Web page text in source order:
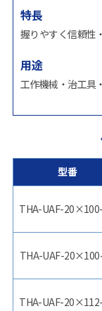
特長
握りやすく信頼性
用途
工作機械・治工具
型番
THA-UAF-
THA-UAF-
THA-UAF-